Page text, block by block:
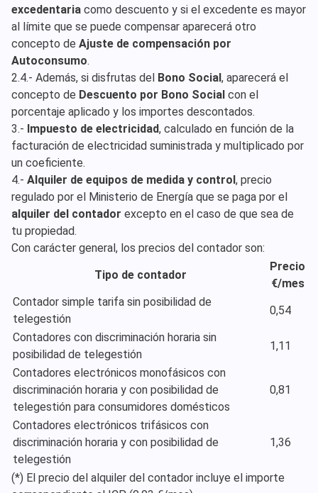
excedentaria como descuento y si el excedente es mayor
al límite que se puede compensar aparecerá otro
concepto de Ajuste de compensación por
Autoconsumo.
2.4.- Además, si disfrutas del Bono Social, aparecerá el
concepto de Descuento por Bono Social con el
porcentaje aplicado y los importes descontados.
3.- Impuesto de electricidad, calculado en función de la
facturación de electricidad suministrada y multiplicado por
un coeficiente.
4.- Alquiler de equipos de medida y control, precio
regulado por el Ministerio de Energía que se paga por el
alquiler del contador excepto en el caso de que sea de
tu propiedad.
Con carácter general, los precios del contador son:
Tipo de contador
Precio
€/mes
Contador simple tarifa sin posibilidad de
telegestión
0,54
Contadores con discriminación horaria sin
posibilidad de telegestión
1,11
Contadores electrónicos monofásicos con
discriminación horaria y con posibilidad de
telegestión para consumidores domésticos
0,81
Contadores electrónicos trifásicos con
discriminación horaria y con posibilidad de
telegestión
1,36
(*) El precio del alquiler del contador incluye el importe